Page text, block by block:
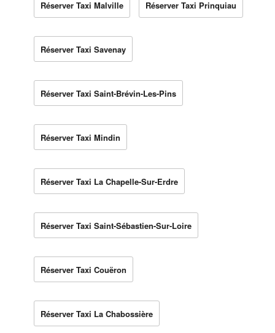
Réserver Taxi Malville Réserver Taxi Prinquiau
Réserver Taxi Savenay
Réserver Taxi Saint-Brévin-Les-Pins
Réserver Taxi Mindin
Réserver Taxi La Chapelle-Sur-Erdre
Réserver Taxi Saint-Sébastien-Sur-Loire
Réserver Taxi Couëron
Réserver Taxi La Chabossière